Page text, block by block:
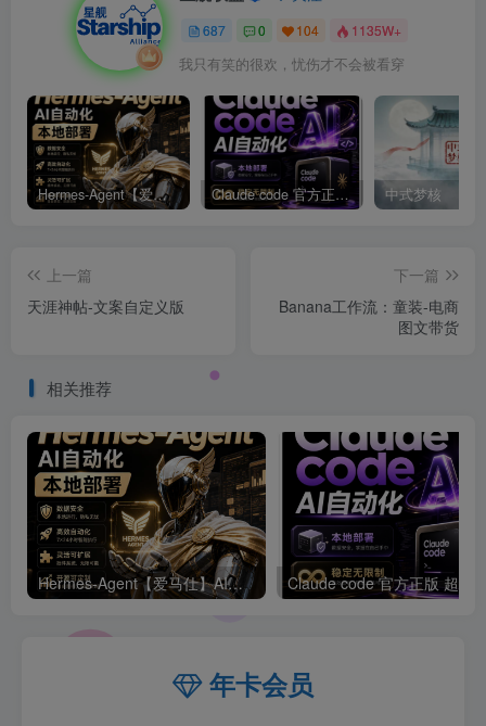
687 0 104 1135W+
我只有笑的很欢，忧伤才不会被看穿
Hermes-Agent【爱马仕】AI自动化部署【会员免费领取安装包】 Claude code 官方正版 超强工具【会员免费领取安装包】 中式梦核
上一篇
天涯神帖-文案自定义版
下一篇
Banana工作流：童装-电商
图文带货
相关推荐
Hermes-Agent【爱马仕】AI自动化部署【会员免费领取安装包】
年卡会员